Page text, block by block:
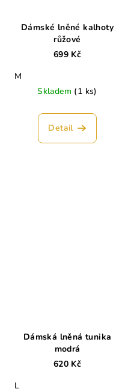
Dámské lněné kalhoty
růžové
699 Kč
M
Skladem (1 ks)
Detail
Dámská lněná tunika
modrá
620 Kč
L